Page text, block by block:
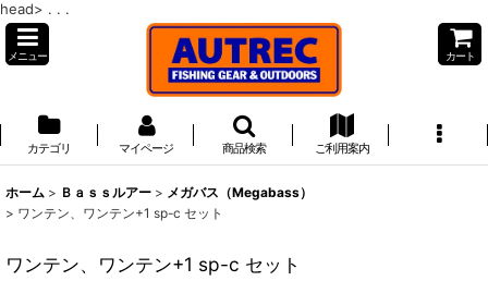
head> . . .
メニュー カート
カテゴリ マイページ 商品検索 ご利用案内
ホーム > Ｂａｓｓルアー > メガバス（Megabass）
> ワンテン、ワンテン+1 sp-c セット
ワンテン、ワンテン+1 sp-c セット